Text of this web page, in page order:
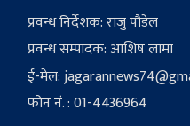
प्रवन्ध निर्देशक: राजु पौडेल
प्रवन्ध सम्पादक: आशिष लामा
ई-मेल:
फोन नं. : 01-4436964